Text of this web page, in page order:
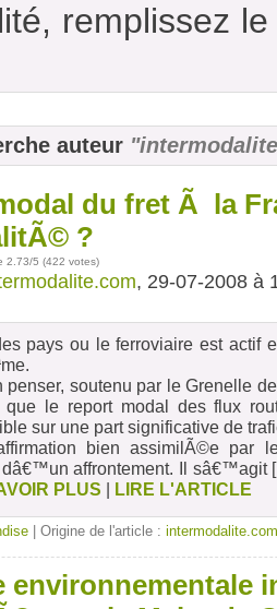
remplissez
auteur
du fret Ã la
?
2.73/5 (422 votes)
, 29-07-2008 à
pays ou le ferroviaire est actif
penser, soutenu par le Grenelle
que le report modal des flux
sur une part significative de
bien assimilÃ©e par
dâ€™un affrontement. Il sâ€™agit
PLUS | LIRE L'ARTICLE
| Origine de l'article : intermodalite.com
environnementale